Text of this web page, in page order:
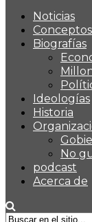
Noticias
Conceptos
Biografías
Ideologías
Historia
No
podcast
Acerca de